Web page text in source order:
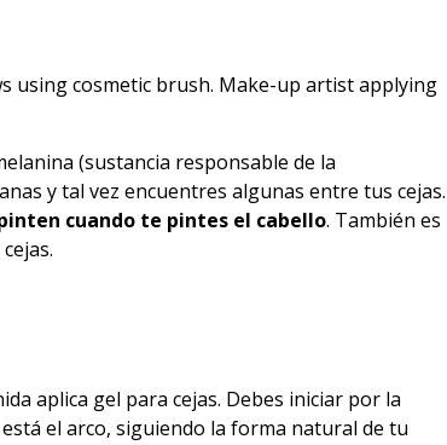
(sustancia responsable de la
y tal vez encuentres algunas entre tus cejas.
cuando te pintes el cabello. También es
aplica gel para cejas. Debes iniciar por la
el arco, siguiendo la forma natural de tu